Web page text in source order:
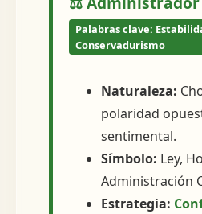
Palabras clave:
Conservadurismo
Naturaleza:
polaridad
sentimental.
Símbolo: Ley,
Administración
Estrategia: